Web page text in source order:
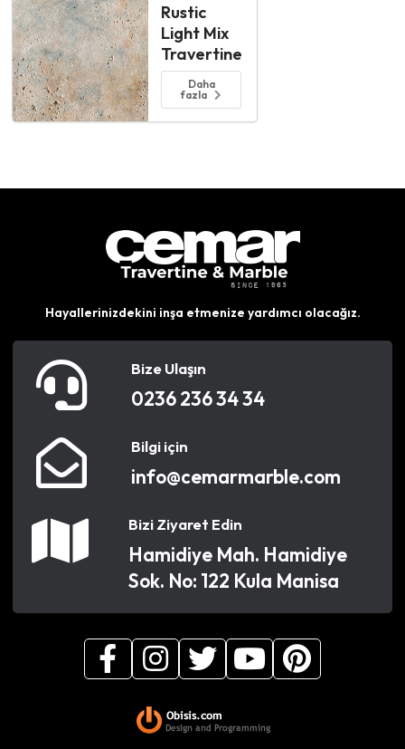
Rustic
Light Mix
Travertine
Daha
fazla
Hayallerinizdekini inşa etmenize yardımcı olacağız.
Bize Ulaşın
0236 236 34 34
Bilgi için
info@cemarmarble.com
Bizi Ziyaret Edin
Hamidiye Mah. Hamidiye
Sok. No: 122 Kula Manisa